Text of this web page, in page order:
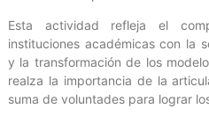
Esta actividad refleja el
instituciones académicas con la
y la transformación de los
realza la importancia de la
suma de voluntades para lograr